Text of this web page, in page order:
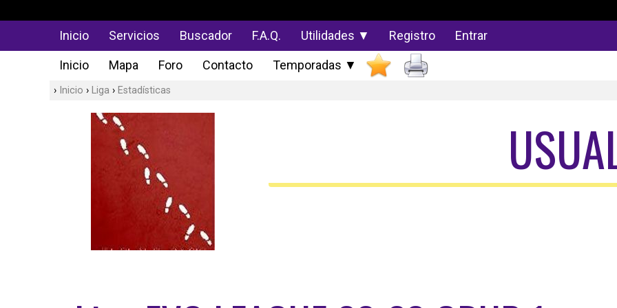
Inicio Servicios Buscador F.A.Q. Utilidades ▼ Registro Entrar
Inicio Mapa Foro Contacto Temporadas ▼
Inicio Liga Estadísticas